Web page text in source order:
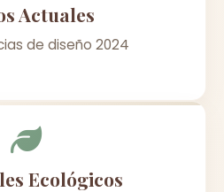
Actuales
de diseño 2024
Ecológicos